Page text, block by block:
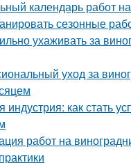
календарь работ
сезонные
ухаживать за
уход за
индустрия: как стать
работ на